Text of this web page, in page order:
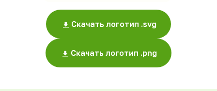
Скачать логотип .svg
Скачать логотип .png